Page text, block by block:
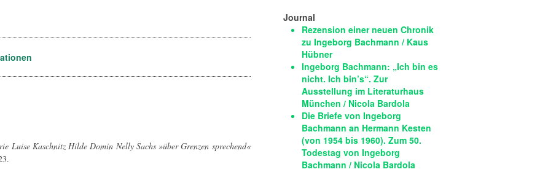
Luise Kaschnitz Hilde Domin Nelly Sachs »über Grenzen sprechend«
Journal
Rezension einer neuen Chronik
zu Ingeborg Bachmann / Kaus
Hübner
Ingeborg Bachmann: „Ich bin es
nicht. Ich bin’s“. Zur
Ausstellung im Literaturhaus
München / Nicola Bardola
Die Briefe von Ingeborg
Bachmann an Hermann Kesten
(von 1954 bis 1960). Zum 50.
Todestag von Ingeborg
Bachmann / Nicola Bardola